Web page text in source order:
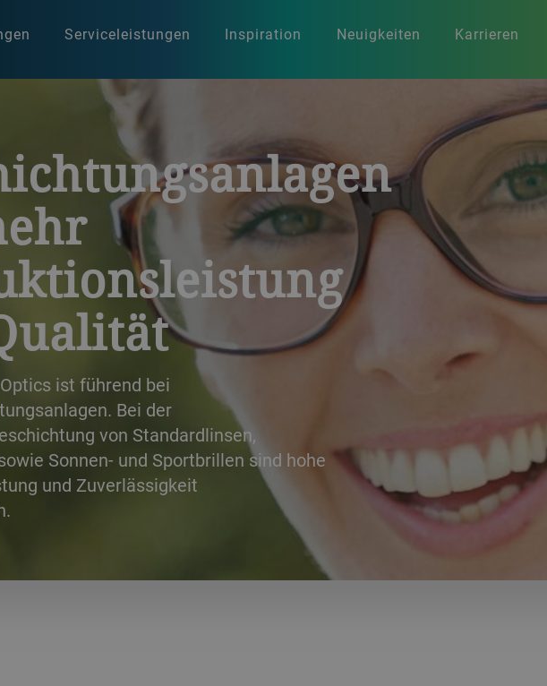
Serviceleistungen Inspiration Neuigkeiten
Karrieren
ist führend bei
Bei der
von Standardlinsen,
Sonnen- und Sportbrillen sind hohe
und Zuverlässigkeit